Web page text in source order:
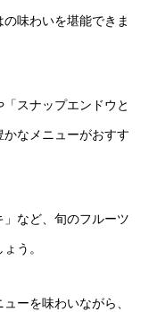
味わいを堪能できま
スナップエンドウと
なメニューがおすす
など、旬のフルーツ
う。
ーを味わいながら、